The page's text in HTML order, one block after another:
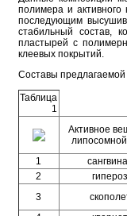
полимера и
последующим
стабильный состав,
пластырей с
клеевых покрытий.
Составы
Таблица
1
Активное
1
2
3